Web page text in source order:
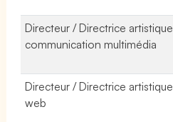
Directeur / Directrice artistique
communication multimédia
Directeur / Directrice artistique
web